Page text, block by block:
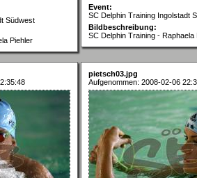
Südwest
Piehler
Event:
SC Delphin Training Ingolstadt
Bildbeschreibung:
SC Delphin Training - Raphaela
pietsch03.jpg
Aufgenommen: 2008-02-06